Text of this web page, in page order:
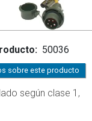
50036
sobre este producto
según clase 1,